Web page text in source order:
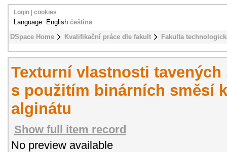
DSpace Home Kvalifikační práce dle fakult Fakulta
Login cookies
Language: English čeština
Texturní vlastnosti
s použitím binárních směsí
alginátu
Show full item record
No preview available